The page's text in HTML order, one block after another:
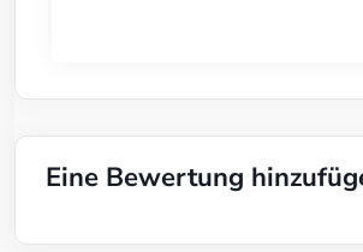
Eine Bewertung